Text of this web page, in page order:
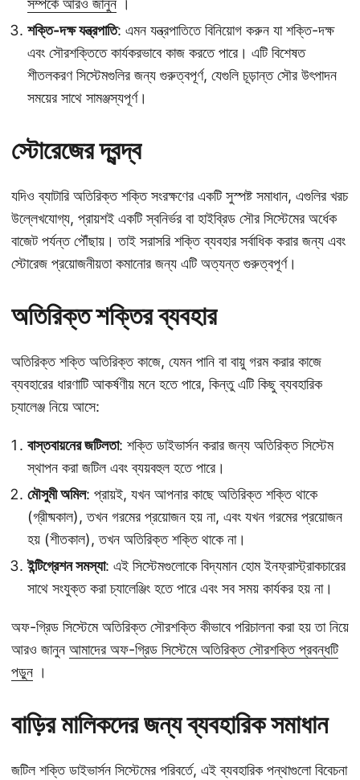
সম্পর্কে আরও জানুন ।
শক্তি-দক্ষ যন্ত্রপাতি: এমন যন্ত্রপাতিতে বিনিয়োগ করুন যা শক্তি-দক্ষ
এবং সৌরশক্তিতে কার্যকরভাবে কাজ করতে পারে। এটি বিশেষত
শীতলকরণ সিস্টেমগুলির জন্য গুরুত্বপূর্ণ, যেগুলি চূড়ান্ত সৌর উৎপাদন
সময়ের সাথে সামঞ্জস্যপূর্ণ।
স্টোরেজের দ্বন্দ্ব
যদিও ব্যাটারি অতিরিক্ত শক্তি সংরক্ষণের একটি সুস্পষ্ট সমাধান, এগুলির খরচ
উল্লেখযোগ্য, প্রায়শই একটি স্বনির্ভর বা হাইব্রিড সৌর সিস্টেমের অর্ধেক
বাজেট পর্যন্ত পৌঁছায়। তাই সরাসরি শক্তি ব্যবহার সর্বাধিক করার জন্য এবং
স্টোরেজ প্রয়োজনীয়তা কমানোর জন্য এটি অত্যন্ত গুরুত্বপূর্ণ।
অতিরিক্ত শক্তির ব্যবহার
অতিরিক্ত শক্তি অতিরিক্ত কাজে, যেমন পানি বা বায়ু গরম করার কাজে
ব্যবহারের ধারণাটি আকর্ষণীয় মনে হতে পারে, কিন্তু এটি কিছু ব্যবহারিক
চ্যালেঞ্জ নিয়ে আসে:
বাস্তবায়নের জটিলতা: শক্তি ডাইভার্সন করার জন্য অতিরিক্ত সিস্টেম
স্থাপন করা জটিল এবং ব্যয়বহুল হতে পারে।
মৌসুমী অমিল: প্রায়ই, যখন আপনার কাছে অতিরিক্ত শক্তি থাকে
(গ্রীষ্মকাল), তখন গরমের প্রয়োজন হয় না, এবং যখন গরমের প্রয়োজন
হয় (শীতকাল), তখন অতিরিক্ত শক্তি থাকে না।
ইন্টিগ্রেশন সমস্যা: এই সিস্টেমগুলোকে বিদ্যমান হোম ইনফ্রাস্ট্রাকচারের
সাথে সংযুক্ত করা চ্যালেঞ্জিং হতে পারে এবং সব সময় কার্যকর হয় না।
অফ-গ্রিড সিস্টেমে অতিরিক্ত সৌরশক্তি কীভাবে পরিচালনা করা হয় তা নিয়ে
আরও জানুন আমাদের অফ-গ্রিড সিস্টেমে অতিরিক্ত সৌরশক্তি প্রবন্ধটি
পড়ুন ।
বাড়ির মালিকদের জন্য ব্যবহারিক সমাধান
জটিল শক্তি ডাইভার্সন সিস্টেমের পরিবর্তে, এই ব্যবহারিক পন্থাগুলো বিবেচনা